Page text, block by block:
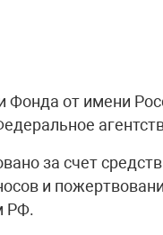
Фонда от имени
за счет
и
РФ.